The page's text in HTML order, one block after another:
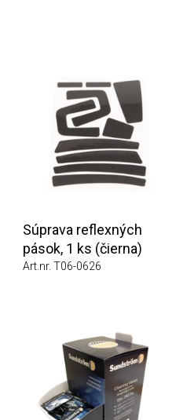
Súprava reflexných
pások, 1 ks (čierna)
Art.nr. T06-0626